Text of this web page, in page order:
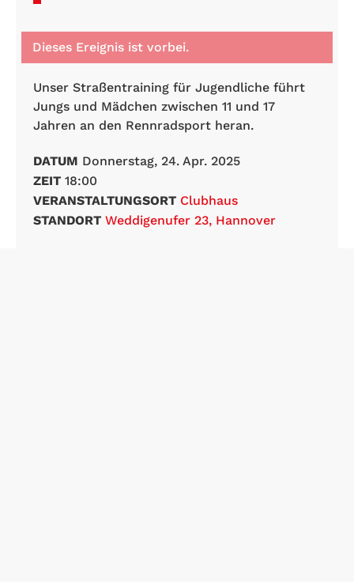
Dieses Ereignis ist vorbei.
Unser Straßentraining für Jugendliche führt
Jungs und Mädchen zwischen 11 und 17
Jahren an den Rennradsport heran.
DATUM Donnerstag, 24. Apr. 2025
ZEIT18:00
VERANSTALTUNGSORT Clubhaus
STANDORTWeddigenufer 23, Hannover